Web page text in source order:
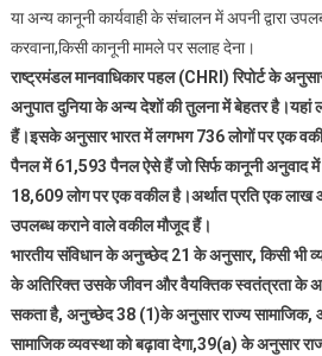
या अन्य कानूनी कार्यवाही के संचालन में अपनी द्वारा
करवाना,किसी कानूनी मामले पर सलाह देना।
राष्ट्रमंडल मानवाधिकार पहल (CHRI) रिपोर्ट के
अनुपात दुनिया के अन्य देशों की तुलना में बेहतर
हैं।इसके अनुसार भारत में लगभग 736 लोगों पर एक
पैनल में 61,593 पैनल ऐसे हैं जो सिर्फ कानूनी अनुवाद
18,609 लोग पर एक वकील है।अर्थात प्रति एक लाख
उपलब्ध कराने वाले वकील मौजूद हैं।
भारतीय संविधान के अनुच्छेद 21 के अनुसार, किसी भी
के अतिरिक्त उसके जीवन और वैयक्तिक स्वतंत्रता के
सकता है, अनुच्छेद 38 (1)के अनुसार राज्य सामाजिक,
सामाजिक व्यवस्था को बढ़ावा देगा,39(a) के अनुसार